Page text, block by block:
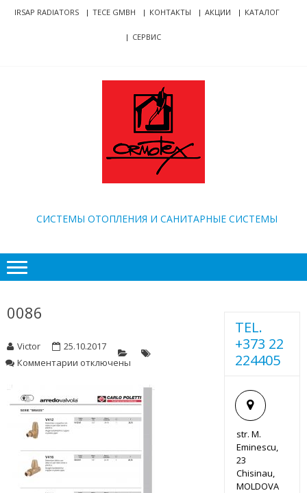
Skip
SkipIRSAP RADIATORS TECE GMBH КОНТАКТЫ АКЦИИ КАТАЛОГ
СЕРВИС
CИСТЕМЫ ОТОПЛЕНИЯ И САНИТАРНЫЕ СИСТЕМЫ
0086
Victor
25.10.2017
Комментарии котключены
TEL.
+373 22
224405
str. M.
Eminescu,
23
Chisinau,
MOLDOVA